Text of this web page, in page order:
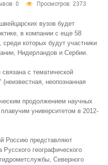
0 Просмотров: 2373
вузов будет
в компании с еще 58
которых будут участники
Нидерландов и Сербии.
с тематической
неопознанная
продолжением научных
университетом в 2012-
Россию представляют
Русского географического
Северного